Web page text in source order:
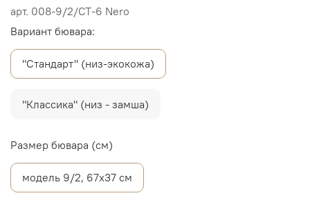
арт. 008-9/2/СТ-6 Nero
Вариант бювара:
"Стандарт" (низ-экокожа)
"Классика" (низ - замша)
Размер бювара (см)
модель 9/2, 67х37 см